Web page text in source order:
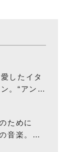
したイタ
。“アンビ
の原点
ために
音楽。冥
ート